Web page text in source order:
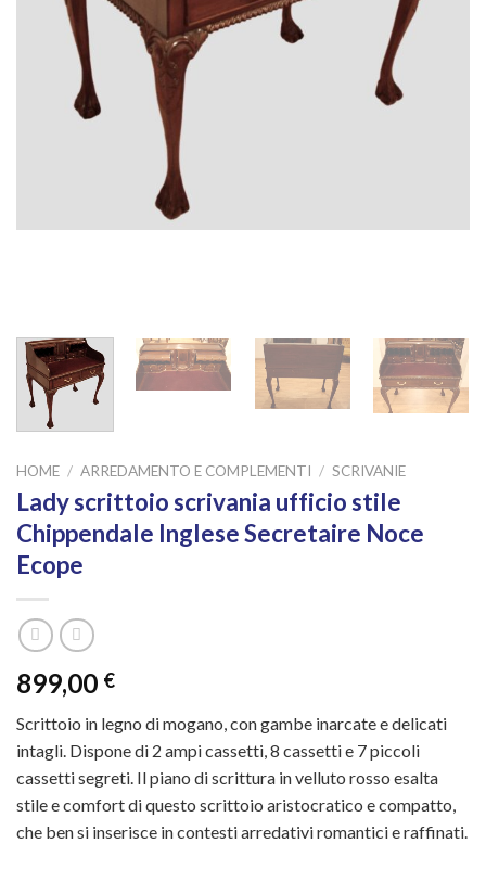
HOME / ARREDAMENTO E COMPLEMENTI / SCRIVANIE
Lady scrittoio scrivania ufficio stile
Chippendale Inglese Secretaire Noce
Ecope
899,00 €
Scrittoio in legno di mogano, con gambe inarcate e delicati
intagli. Dispone di 2 ampi cassetti, 8 cassetti e 7 piccoli
cassetti segreti. Il piano di scrittura in velluto rosso esalta
stile e comfort di questo scrittoio aristocratico e compatto,
che ben si inserisce in contesti arredativi romantici e raffinati.